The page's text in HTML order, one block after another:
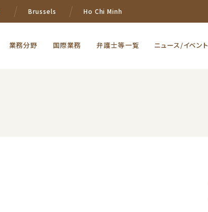
Brussels Ho Chi Minh
業務分野 国際業務 弁護士等一覧 ニュース/イベント